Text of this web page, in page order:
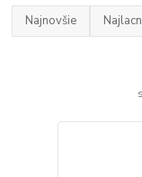
Najnovšie